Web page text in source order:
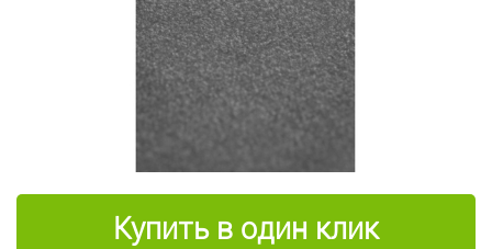
Купить в один клик